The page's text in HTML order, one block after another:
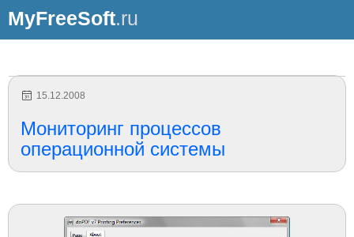
MyFreeSoft.ru
15.12.2008
Мониторинг процессов
операционной системы